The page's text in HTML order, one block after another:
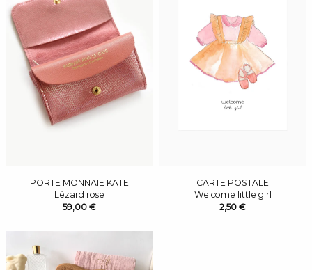
PORTE MONNAIE KATE
Lézard rose
59,00 €
CARTE POSTALE
Welcome little girl
2,50 €